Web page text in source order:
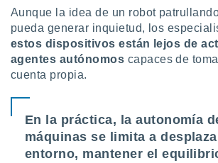
acceder a
web a
abono
únicos
Aunque la idea de un robot
pueda generar inquietud, los
estos dispositivos están lejos de
agentes autónomos capaces de
cuenta propia.
En la práctica, la autonomía
máquinas se limita a
entorno, mantener el